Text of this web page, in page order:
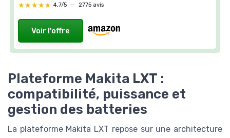
★★★★★
★★★★★ 4,7/5 — 2775 avis
Voir l'offre
Plateforme Makita LXT :
compatibilité, puissance et
gestion des batteries
La plateforme Makita LXT repose sur une architecture